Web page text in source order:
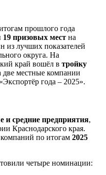
прошлого года
19 призовых мест на
из лучших показателей
округа. На
край вошёл в тройку
две местные компании
года – 2025».
и средние предприятия,
Краснодарского края.
компаний по итогам 2025
четыре номинации: